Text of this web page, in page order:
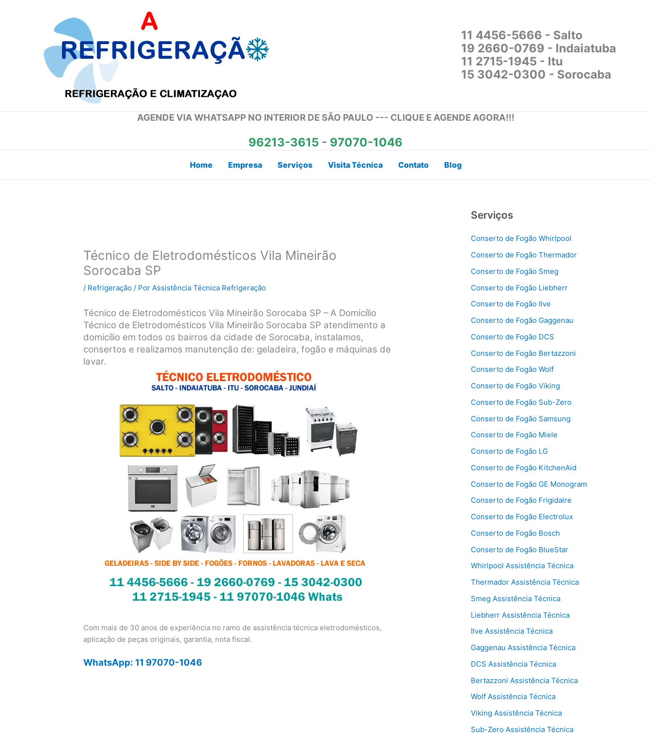
11 4456-5666 - Salto
19 2660-0769 - Indaiatuba
11 2715-1945 - Itu
15 3042-0300 - Sorocaba
AGENDE VIA WHATSAPP NO INTERIOR DE SÃO PAULO --- CLIQUE E AGENDE AGORA!!!
96213-3615 - 97070-1046
Home Empresa Serviços Visita Técnica Contato Blog
Técnico de Eletrodomésticos Vila Mineirão
Sorocaba SP
/ Refrigeração / PorAssistência Técnica Refrigeração
Técnico de Eletrodomésticos Vila Mineirão Sorocaba SP – A Domicílio
Técnico de Eletrodomésticos Vila Mineirão Sorocaba SP atendimento a
domicílio em todos os bairros da cidade de Sorocaba, instalamos,
consertos e realizamos manutenção de: geladeira, fogão e máquinas de
lavar.
Com mais de 30 anos de experiência no ramo de assistência técnica eletrodomésticos,
aplicação de peças originais, garantia, nota fiscal.
WhatsApp: 11 97070-1046
Serviços
Conserto de Fogão Whirlpool
Conserto de Fogão Thermador
Conserto de Fogão Smeg
Conserto de Fogão Liebherr
Conserto de Fogão Ilve
Conserto de Fogão Gaggenau
Conserto de Fogão DCS
Conserto de Fogão Bertazzoni
Conserto de Fogão Wolf
Conserto de Fogão Viking
Conserto de Fogão Sub-Zero
Conserto de Fogão Samsung
Conserto de Fogão Miele
Conserto de Fogão LG
Conserto de Fogão KitchenAid
Conserto de Fogão GE Monogram
Conserto de Fogão Frigidaire
Conserto de Fogão Electrolux
Conserto de Fogão Bosch
Conserto de Fogão BlueStar
Whirlpool Assistência Técnica
Thermador Assistência Técnica
Smeg Assistência Técnica
Liebherr Assistência Técnica
Ilve Assistência Técnica
Gaggenau Assistência Técnica
DCS Assistência Técnica
Bertazzoni Assistência Técnica
Wolf Assistência Técnica
Viking Assistência Técnica
Sub-Zero Assistência Técnica